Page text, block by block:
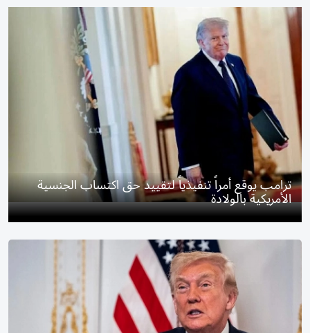
ترامب يوقع أمراً تنفيذياً لتقييد حق اكتساب الجنسية
الأمريكية بالولادة